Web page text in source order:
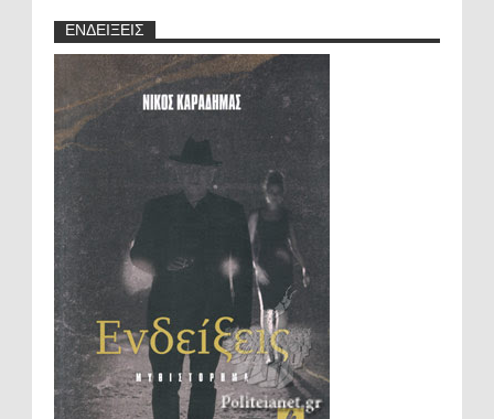
ΕΝΔΕΙΞΕΙΣ